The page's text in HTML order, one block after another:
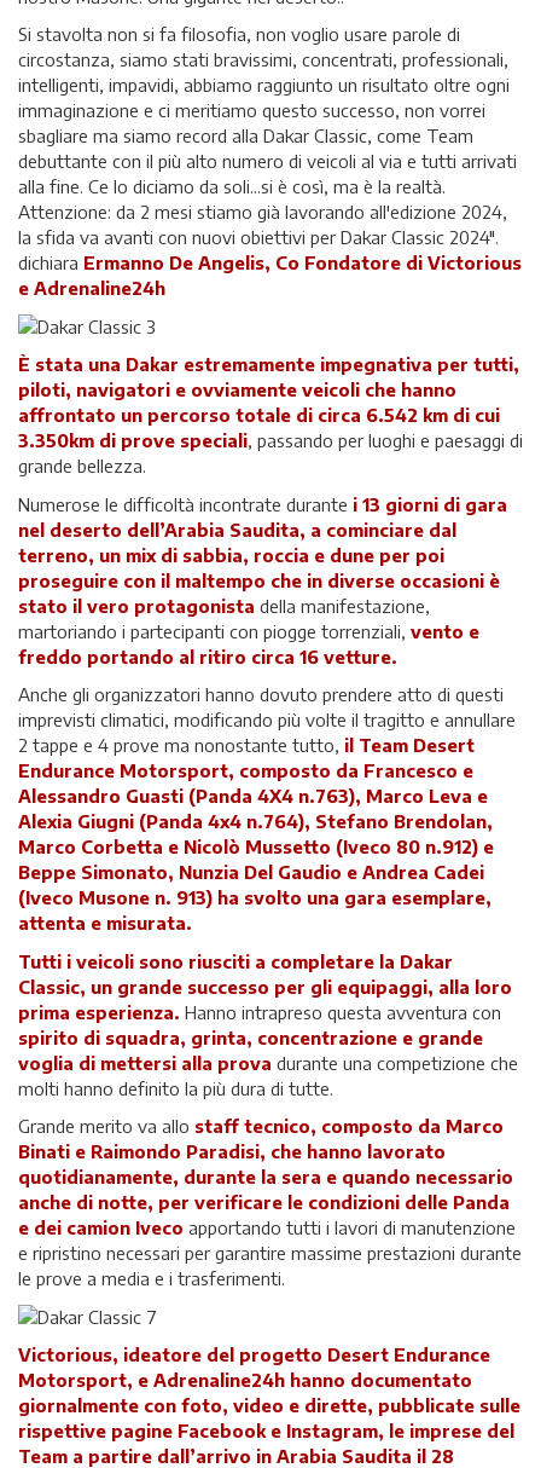
Si stavolta non si fa filosofia, non voglio usare parole di
circostanza, siamo stati bravissimi, concentrati, professionali,
intelligenti, impavidi, abbiamo raggiunto un risultato oltre ogni
immaginazione e ci meritiamo questo successo, non vorrei
sbagliare ma siamo record alla Dakar Classic, come Team
debuttante con il più alto numero di veicoli al via e tutti arrivati
alla fine. Ce lo diciamo da soli...si è così, ma è la realtà.
Attenzione: da 2 mesi stiamo già lavorando all'edizione 2024,
la sfida va avanti con nuovi obiettivi per Dakar Classic 2024".
dichiara Ermanno De Angelis, Co Fondatore di Victorious
e Adrenaline24h
È stata una Dakar estremamente impegnativa per tutti,
piloti, navigatori e ovviamente veicoli che hanno
affrontato un percorso totale di circa 6.542 km di cui
3.350km di prove speciali, passando per luoghi e paesaggi di
grande bellezza.
Numerose le difficoltà incontrate durante i 13 giorni di gara
nel deserto dell’Arabia Saudita, a cominciare dal
terreno, un mix di sabbia, roccia e dune per poi
proseguire con il maltempo che in diverse occasioni è
stato il vero protagonista della manifestazione,
martoriando i partecipanti con piogge torrenziali, vento e
freddo portando al ritiro circa 16 vetture.
Anche gli organizzatori hanno dovuto prendere atto di questi
imprevisti climatici, modificando più volte il tragitto e annullare
2 tappe e 4 prove ma nonostante tutto, il Team Desert
Endurance Motorsport, composto da Francesco e
Alessandro Guasti (Panda 4X4 n.763), Marco Leva e
Alexia Giugni (Panda 4x4 n.764), Stefano Brendolan,
Marco Corbetta e Nicolò Mussetto (Iveco 80 n.912) e
Beppe Simonato, Nunzia Del Gaudio e Andrea Cadei
(Iveco Musone n. 913) ha svolto una gara esemplare,
attenta e misurata.
Tutti i veicoli sono riusciti a completare la Dakar
Classic, un grande successo per gli equipaggi, alla loro
prima esperienza. Hanno intrapreso questa avventura con
spirito di squadra, grinta, concentrazione e grande
voglia di mettersi alla prova durante una competizione che
molti hanno definito la più dura di tutte.
Grande merito va allo staff tecnico, composto da Marco
Binati e Raimondo Paradisi, che hanno lavorato
quotidianamente, durante la sera e quando necessario
anche di notte, per verificare le condizioni delle Panda
e dei camion Iveco apportando tutti i lavori di manutenzione
e ripristino necessari per garantire massime prestazioni durante
le prove a media e i trasferimenti.
Victorious, ideatore del progetto Desert Endurance
Motorsport, e Adrenaline24h hanno documentato
giornalmente con foto, video e dirette, pubblicate sulle
rispettive pagine Facebook e Instagram, le imprese del
Team a partire dall’arrivo in Arabia Saudita il 28